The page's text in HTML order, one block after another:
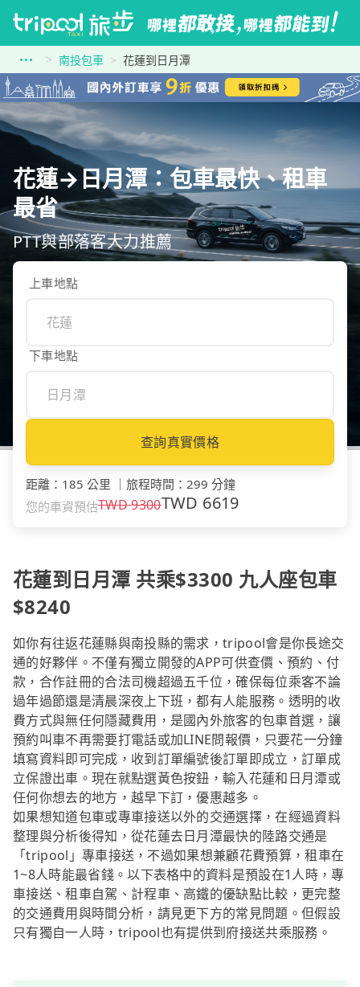
南投包車 花蓮到日月潭
花蓮→日月潭：包車最快、租車
最省
PTT與部落客大力推薦
上車地點
下車地點
查詢真實價格
距離 ： 185 公里 旅程時間 ： 299 分鐘
您的車資預估TWD9300TWD 6619
花蓮到日月潭 共乘$3300 九人座包車
$8240
如你有往返花蓮縣與南投縣的需求，tripool會是你長途交
通的好夥伴。不僅有獨立開發的APP可供查價、預約、付
款，合作註冊的合法司機超過五千位，確保每位乘客不論
過年過節還是清晨深夜上下班，都有人能服務。透明的收
費方式與無任何隱藏費用，是國內外旅客的包車首選，讓
預約叫車不再需要打電話或加LINE問報價，只要花一分鐘
填寫資料即可完成，收到訂單編號後訂單即成立，訂單成
立保證出車。現在就點選黃色按鈕，輸入花蓮和日月潭或
任何你想去的地方，越早下訂，優惠越多。
如果想知道包車或專車接送以外的交通選擇，在經過資料
整理與分析後得知，從花蓮去日月潭最快的陸路交通是
「tripool」專車接送，不過如果想兼顧花費預算，租車在
1~8人時能最省錢。以下表格中的資料是預設在1人時，專
車接送、租車自駕、計程車、高鐵的優缺點比較，更完整
的交通費用與時間分析，請見更下方的常見問題。但假設
只有獨自一人時，tripool也有提供到府接送共乘服務。